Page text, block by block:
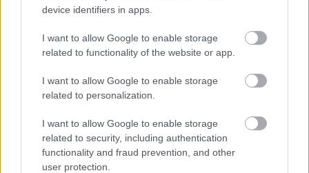
device identifiers in apps.
I want to allow Google to enable storage
related to functionality of the website or app.
I want to allow Google to enable storage
related to personalization.
I want to allow Google to enable storage
related to security, including authentication
functionality and fraud prevention, and other
user protection.
Nem vicc! A Fidesz maradéka tényleg egy ingyenes e-mail
Szólj hozzá!